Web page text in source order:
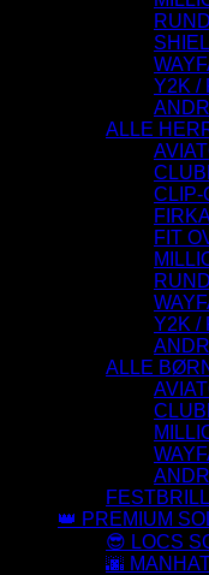
Y2K /
ALLE
CLIP-
FIT
Y2K /
ALLE
👑 PREMIUM
😎 LOCS
🌆